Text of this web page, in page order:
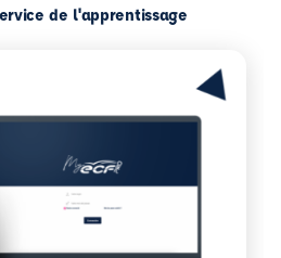
de l'apprentissage